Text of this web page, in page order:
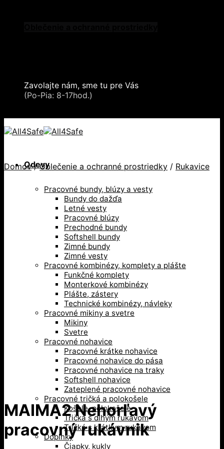
Zavolajte nám, sme tu pre Vás
(Po-Pia: 8-17hod.)
Odevy
Pracovné bundy, blúzy a vesty
Bundy do dažďa
Letné vesty
Pracovné blúzy
Prechodné bundy
Softshell bundy
Zimné bundy
Zimné vesty
Pracovné kombinézy, komplety a plášte
Funkčné komplety
Monterkové kombinézy
Plášte, zástery
Technické kombinézy, návleky
Pracovné mikiny a svetre
Mikiny
Svetre
Pracovné nohavice
Pracovné krátke nohavice
Pracovné nohavice do pása
Pracovné nohavice na traky
Softshell nohavice
Zateplené pracovné nohavice
Pracovné tričká a polokošele
Košele, polokošele
Tričká s dlhým rukávom
Tričká s krátkym rukávom
Doplnky
Čiapky, kukly
Domov / Oblečenie a ochranné prostriedky / Rukavice
MAIMA2 Nehorľavý
pracovný rukávnik